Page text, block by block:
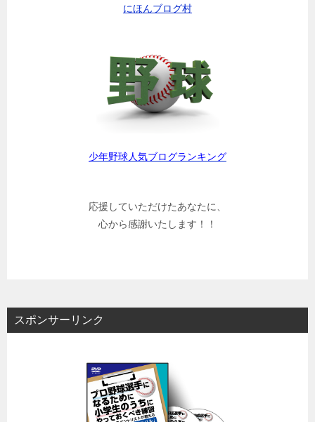
にほんブログ村
少年野球人気ブログランキング
応援していただけたあなたに、
心から感謝いたします！！
スポンサーリンク